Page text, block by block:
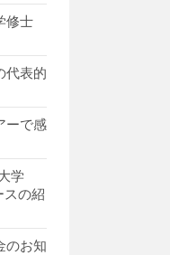
修士
代表的
ーで感
学
スの紹
のお知